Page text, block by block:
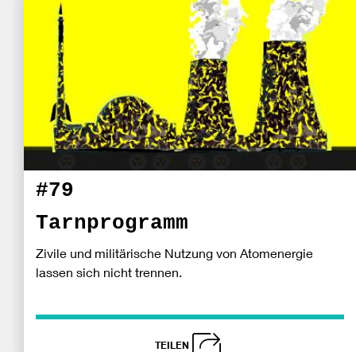
#79
Tarnprogramm
Zivile und militärische Nutzung von Atomenergie
lassen sich nicht trennen.
TEILEN